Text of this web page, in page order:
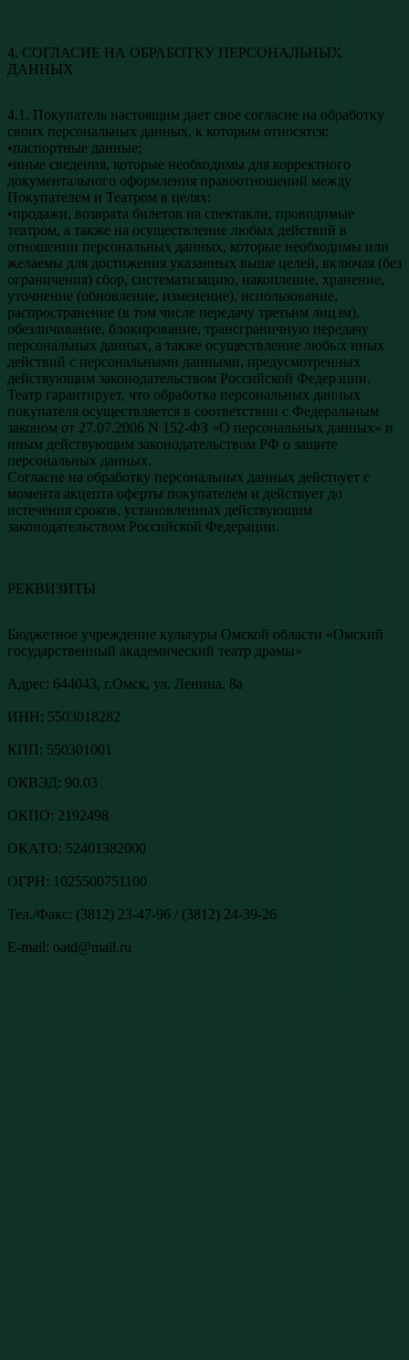
4. СОГЛАСИЕ НА ОБРАБОТКУ ПЕРСОНАЛЬНЫХ
ДАННЫХ
4.1. Покупатель настоящим дает свое согласие на обработку
своих персональных данных, к которым относятся:
•паспортные данные;
•иные сведения, которые необходимы для корректного
документального оформления правоотношений между
Покупателем и Театром в целях:
•продажи, возврата билетов на спектакли, проводимые
театром, а также на осуществление любых действий в
отношении персональных данных, которые необходимы или
желаемы для достижения указанных выше целей, включая (без
ограничения) сбор, систематизацию, накопление, хранение,
уточнение (обновление, изменение), использование,
распространение (в том числе передачу третьим лицам),
обезличивание, блокирование, трансграничную передачу
персональных данных, а также осуществление любых иных
действий с персональными данными, предусмотренных
действующим законодательством Российской Федерации.
Театр гарантирует, что обработка персональных данных
покупателя осуществляется в соответствии с Федеральным
законом от 27.07.2006 N 152-ФЗ «О персональных данных» и
иным действующим законодательством РФ о защите
персональных данных.
Согласие на обработку персональных данных действует с
момента акцепта оферты покупателем и действует до
истечения сроков, установленных действующим
законодательством Российской Федерации.
РЕКВИЗИТЫ
Бюджетное учреждение культуры Омской области «Омский
государственный академический театр драмы»
Адреc: 644043, г.Омск, ул. Ленина, 8а
ИНН: 5503018282
КПП: 550301001
ОКВЭД: 90.03
ОКПО: 2192498
ОКАТО: 52401382000
ОГРН: 1025500751100
Тел./Факс: (3812) 23-47-96 / (3812) 24-39-26
E-mail: oatd@mail.ru